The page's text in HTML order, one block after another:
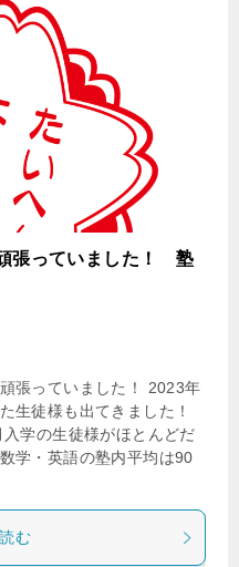
張っていました！ 塾
張っていました！ 2023年
生徒様も出てきました！
学の生徒様がほとんどだ
学・英語の塾内平均は90
む